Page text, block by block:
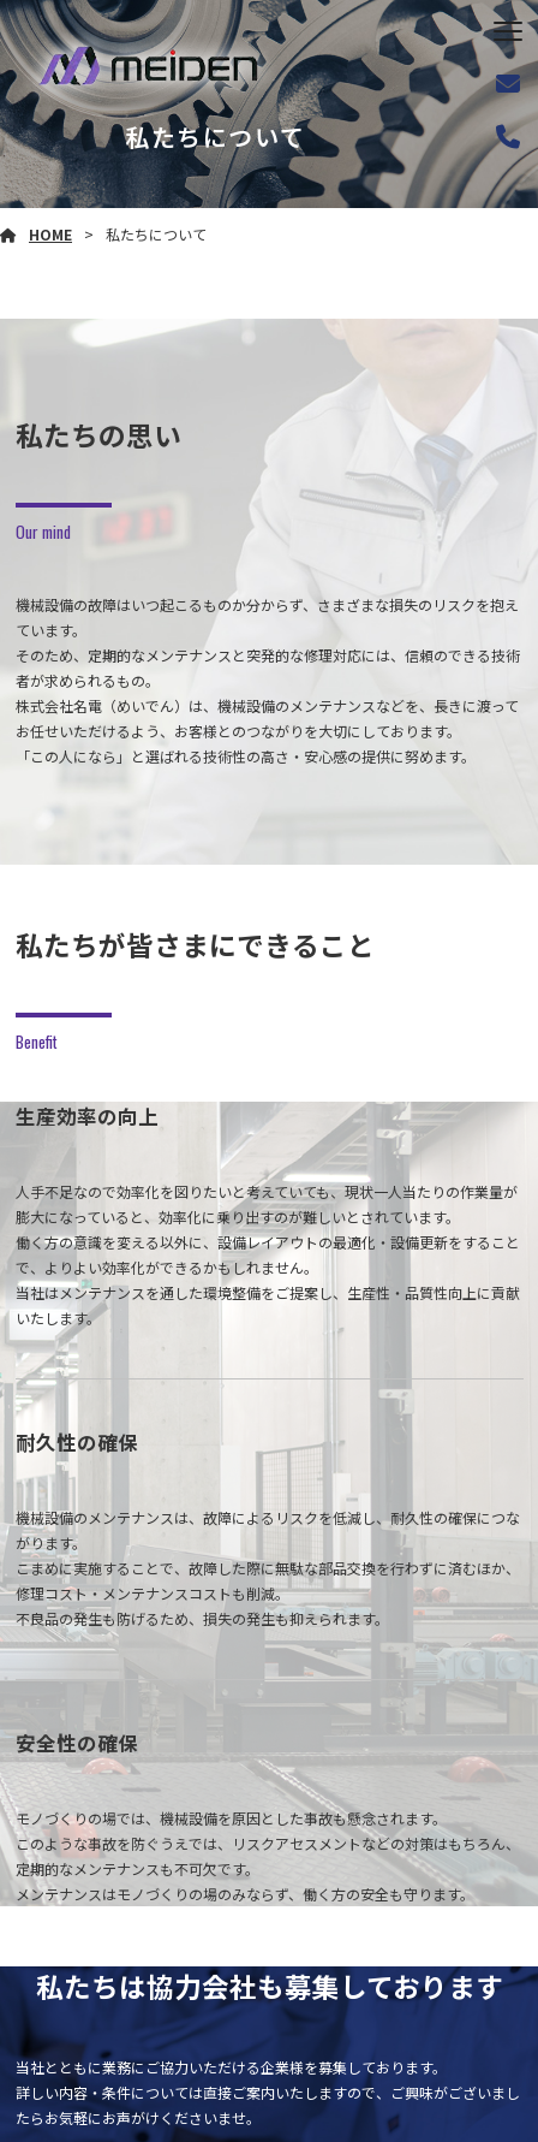
私たちについて
HOME 私たちについて
私たちの思い
Our mind
機械設備の故障はいつ起こるものか分からず、さまざまな損失のリスクを抱え
ています。
そのため、定期的なメンテナンスと突発的な修理対応には、信頼のできる技術
者が求められるもの。
株式会社名電（めいでん）は、機械設備のメンテナンスなどを、長きに渡って
お任せいただけるよう、お客様とのつながりを大切にしております。
「この人になら」と選ばれる技術性の高さ・安心感の提供に努めます。
私たちが皆さまにできること
Benefit
生産効率の向上
人手不足なので効率化を図りたいと考えていても、現状一人当たりの作業量が
膨大になっていると、効率化に乗り出すのが難しいとされています。
働く方の意識を変える以外に、設備レイアウトの最適化・設備更新をすること
で、よりよい効率化ができるかもしれません。
当社はメンテナンスを通した環境整備をご提案し、生産性・品質性向上に貢献
いたします。
耐久性の確保
機械設備のメンテナンスは、故障によるリスクを低減し、耐久性の確保につな
がります。
こまめに実施することで、故障した際に無駄な部品交換を行わずに済むほか、
修理コスト・メンテナンスコストも削減。
不良品の発生も防げるため、損失の発生も抑えられます。
安全性の確保
モノづくりの場では、機械設備を原因とした事故も懸念されます。
このような事故を防ぐうえでは、リスクアセスメントなどの対策はもちろん、
定期的なメンテナンスも不可欠です。
メンテナンスはモノづくりの場のみならず、働く方の安全も守ります。
私たちは協力会社も募集しております
当社とともに業務にご協力いただける企業様を募集しております。
詳しい内容・条件については直接ご案内いたしますので、ご興味がございまし
たらお気軽にお声がけくださいませ。